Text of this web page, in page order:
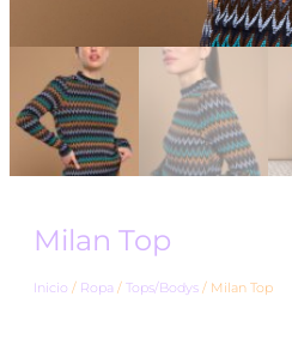
Milan Top
Inicio / Ropa / Tops/Bodys / Milan Top